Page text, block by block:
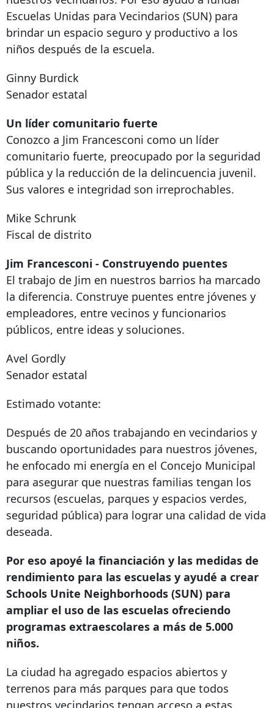
Escuelas Unidas para Vecindarios (SUN) para
brindar un espacio seguro y productivo a los
niños después de la escuela.
Ginny Burdick
Senador estatal
Un líder comunitario fuerte
Conozco a Jim Francesconi como un líder
comunitario fuerte, preocupado por la seguridad
pública y la reducción de la delincuencia juvenil.
Sus valores e integridad son irreprochables.
Mike Schrunk
Fiscal de distrito
Jim Francesconi - Construyendo puentes
El trabajo de Jim en nuestros barrios ha marcado
la diferencia. Construye puentes entre jóvenes y
empleadores, entre vecinos y funcionarios
públicos, entre ideas y soluciones.
Avel Gordly
Senador estatal
Estimado votante:
Después de 20 años trabajando en vecindarios y
buscando oportunidades para nuestros jóvenes,
he enfocado mi energía en el Concejo Municipal
para asegurar que nuestras familias tengan los
recursos (escuelas, parques y espacios verdes,
seguridad pública) para lograr una calidad de vida
deseada.
Por eso apoyé la financiación y las medidas de
rendimiento para las escuelas y ayudé a crear
Schools Unite Neighborhoods (SUN) para
ampliar el uso de las escuelas ofreciendo
programas extraescolares a más de 5.000
niños.
La ciudad ha agregado espacios abiertos y
terrenos para más parques para que todos
nuestros vecindarios tengan acceso a estas